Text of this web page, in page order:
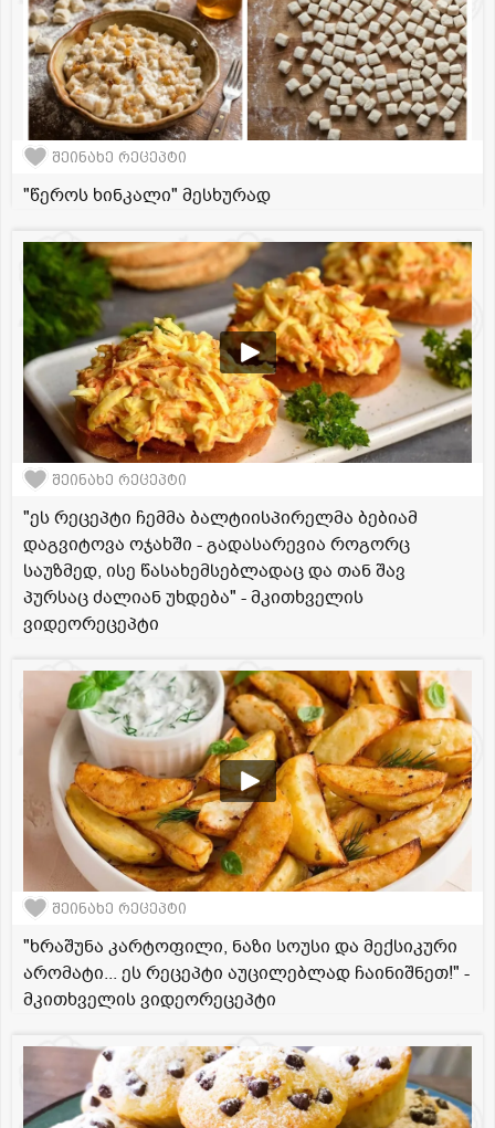
შეინახე რეცეპტი
"წეროს ხინკალი" მესხურად
შეინახე რეცეპტი
"ეს რეცეპტი ჩემმა ბალტიისპირელმა ბებიამ
დაგვიტოვა ოჯახში - გადასარევია როგორც
საუზმედ, ისე წასახემსებლადაც და თან შავ
პურსაც ძალიან უხდება" - მკითხველის
ვიდეორეცეპტი
შეინახე რეცეპტი
"ხრაშუნა კარტოფილი, ნაზი სოუსი და მექსიკური
არომატი... ეს რეცეპტი აუცილებლად ჩაინიშნეთ!" -
მკითხველის ვიდეორეცეპტი